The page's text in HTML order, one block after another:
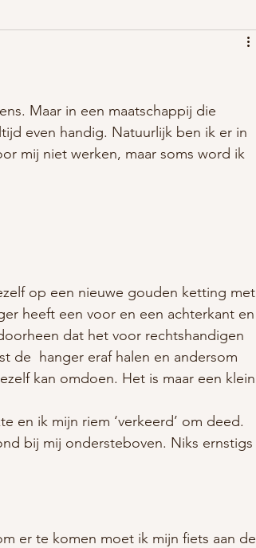
Maar in een maatschappij die
even handig. Natuurlijk ben ik er in
mij niet werken, maar soms word ik
op een nieuwe gouden ketting met
heeft een voor en een achterkant en
dat het voor rechtshandigen
de  hanger eraf halen en andersom
kan omdoen. Het is maar een klein
en ik mijn riem ‘verkeerd’ om deed.
bij mij ondersteboven. Niks ernstigs
er te komen moet ik mijn fiets aan de